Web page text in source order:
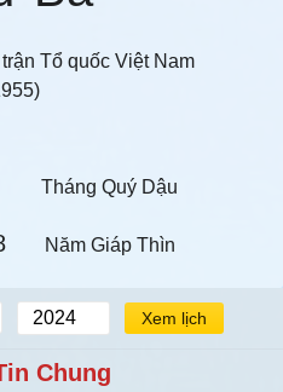
Tổ quốc Việt Nam
Tháng Quý Dậu
Năm Giáp Thìn
Xem lịch
Chung